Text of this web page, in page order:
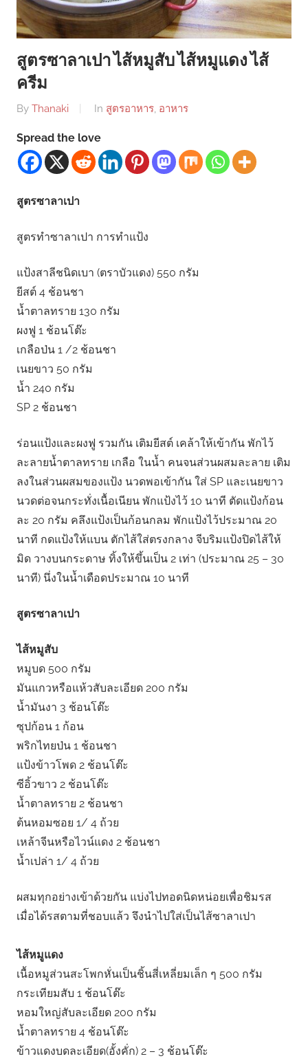
สูตรซาลาเปา ไส้หมูสับ ไส้หมูแดง ไส้
ครีม
By Thanaki In สูตรอาหาร, อาหาร
Spread the love
สูตรซาลาเปา
สูตรทำซาลาเปา การทำแป้ง
แป้งสาลีชนิดเบา (ตราบัวแดง) 550 กรัม
ยีสต์ 4 ช้อนชา
น้ำตาลทราย 130 กรัม
ผงฟู 1 ช้อนโต๊ะ
เกลือป่น 1 /2 ช้อนชา
เนยขาว 50 กรัม
น้ำ 240 กรัม
SP 2 ช้อนชา
ร่อนแป้งและผงฟู รวมกัน เติมยีสต์ เคล้าให้เข้ากัน พักไว้
ละลายน้ำตาลทราย เกลือ ในน้ำ คนจนส่วนผสมละลาย เติม
ลงในส่วนผสมของแป้ง นวดพอเข้ากัน ใส่ SP และเนยขาว
นวดต่อจนกระทั่งเนื้อเนียน พักแป้งไว้ 10 นาที ตัดแป้งก้อน
ละ 20 กรัม คลึงแป้งเป็นก้อนกลม พักแป้งไว้ประมาณ 20
นาที กดแป้งให้แบน ตักไส้ใส่ตรงกลาง จีบริมแป้งปิดไส้ให้
มิด วางบนกระดาษ ทิ้งให้ขึ้นเป็น 2 เท่า (ประมาณ 25 – 30
นาที) นึ่งในน้ำเดือดประมาณ 10 นาที
สูตรซาลาเปา
ไส้หมูสับ
หมูบด 500 กรัม
มันแกวหรือแห้วสับละเอียด 200 กรัม
น้ำมันงา 3 ช้อนโต๊ะ
ซุปก้อน 1 ก้อน
พริกไทยป่น 1 ช้อนชา
แป้งข้าวโพด 2 ช้อนโต๊ะ
ซีอิ้วขาว 2 ช้อนโต๊ะ
น้ำตาลทราย 2 ช้อนชา
ต้นหอมซอย 1/ 4 ถ้วย
เหล้าจีนหรือไวน์แดง 2 ช้อนชา
น้ำเปล่า 1/ 4 ถ้วย
ผสมทุกอย่างเข้าด้วยกัน แบ่งไปทอดนิดหน่อยเพื่อชิมรส
เมื่อได้รสตามที่ชอบแล้ว จึงนำไปใส่เป็นไส้ซาลาเปา
ไส้หมูแดง
เนื้อหมูส่วนสะโพกหั่นเป็นชิ้นสี่เหลี่ยมเล็ก ๆ 500 กรัม
กระเทียมสับ 1 ช้อนโต๊ะ
หอมใหญ่สับละเอียด 200 กรัม
น้ำตาลทราย 4 ช้อนโต๊ะ
ข้าวแดงบดละเอียด(อั้งคั่ก) 2 – 3 ช้อนโต๊ะ